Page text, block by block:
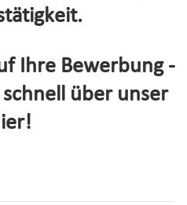
Ihre Bewerbung -
über unser